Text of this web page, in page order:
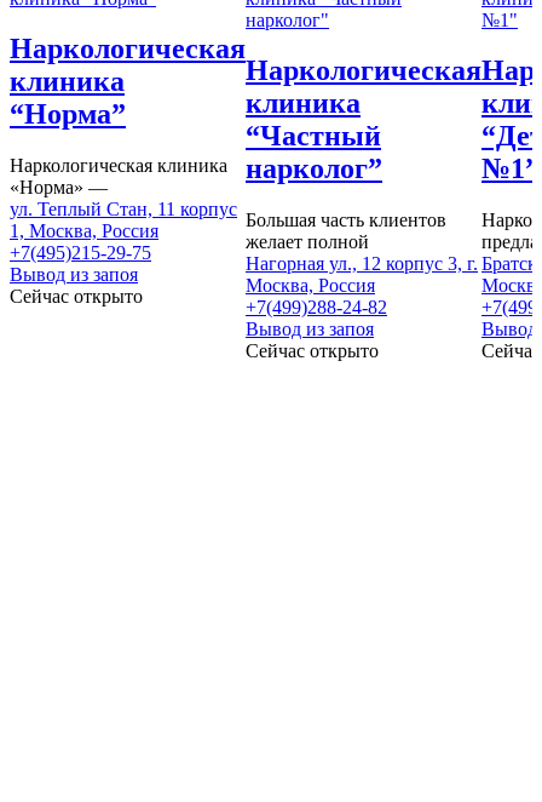
Наркологическая
клиника
“Норма”
Наркологическая клиника
«Норма» —
ул. Теплый Стан, 11 корпус
1, Москва, Россия
+7(495)215-29-75
Вывод из запоя
Сейчас открыто
Наркологическая
клиника
“Частный
нарколог”
Большая часть клиентов
желает полной
Нагорная ул., 12 корпус 3, г.
Москва, Россия
+7(499)288-24-82
Вывод из запоя
Сейчас открыто
№1”
Вывод